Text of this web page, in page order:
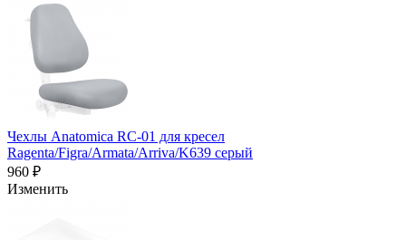
Чехлы Anatomica RC-01 для кресел
Ragenta/Figra/Armata/Arriva/K639 серый
960 ₽
Изменить